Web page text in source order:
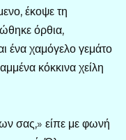
έκοψε τη
όρθια,
ένα χαμόγελο γεμάτο
κόκκινα χείλη
σας,» είπε με φωνή